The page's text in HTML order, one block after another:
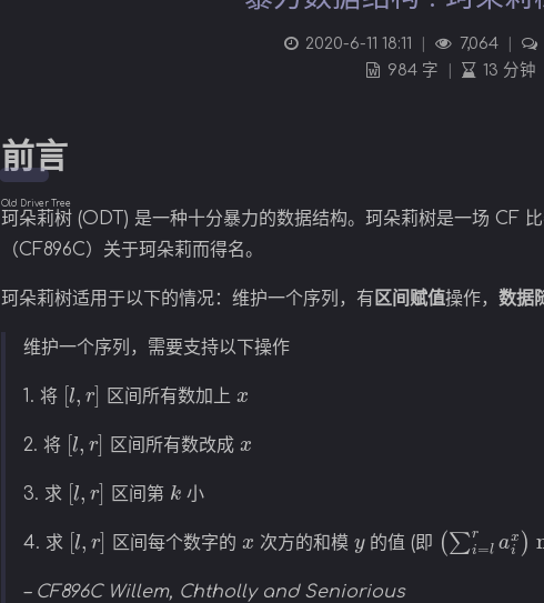
2020-6-11 18:11 7,064
984 字
13 分钟
前言
珂朵莉树
Old Driver Tree
(ODT) 是一种十分暴力的数据结构。珂朵莉树是一场 CF
（CF896C）关于珂朵莉而得名。
珂朵莉树适用于以下的情况：维护一个序列，有 区间赋值操作， 数据
维护一个序列，需要支持以下操作
1. 将 [l ] 区间所有数加上
2. 将 [l ] 区间所有数改成
3. 求 [l ] 区间第 k 小
4. 求 [l ] 区间每个数字的 次方的和模 的值 (即 (∑i=l ix)
– CF896C Willem, Chtholly and Seniorious